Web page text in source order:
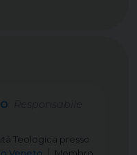
Teologica presso